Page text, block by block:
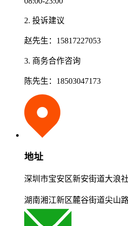
2. 投诉建议
赵先生：15817227053
3. 商务合作咨询
陈先生：18503047173
地址
深圳市宝安区新安街道大浪
湖南湘江新区麓谷街道尖山